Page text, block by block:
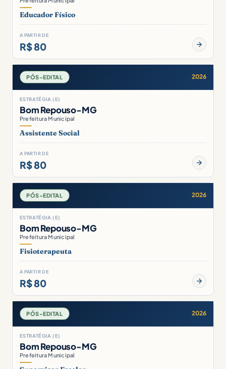
Educador Físico
A PARTIR DE
R$ 80
PÓS-EDITAL 2026
ESTRATÉGIA (E)
Bom Repouso-MG
Prefeitura Municipal
Assistente Social
A PARTIR DE
R$ 80
PÓS-EDITAL 2026
ESTRATÉGIA (E)
Bom Repouso-MG
Prefeitura Municipal
Fisioterapeuta
A PARTIR DE
R$ 80
PÓS-EDITAL 2026
ESTRATÉGIA (E)
Bom Repouso-MG
Prefeitura Municipal